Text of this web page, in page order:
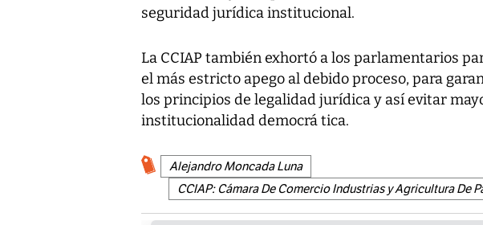
seguridad jurídica institucional.
La CCIAP también exhortó a los parlamentarios
el más estricto apego al debido proceso, para
los principios de legalidad jurídica y así evitar
institucionalidad democrá tica.
Alejandro Moncada Luna
CCIAP: Cámara De Comercio Industrias y Agricultura De